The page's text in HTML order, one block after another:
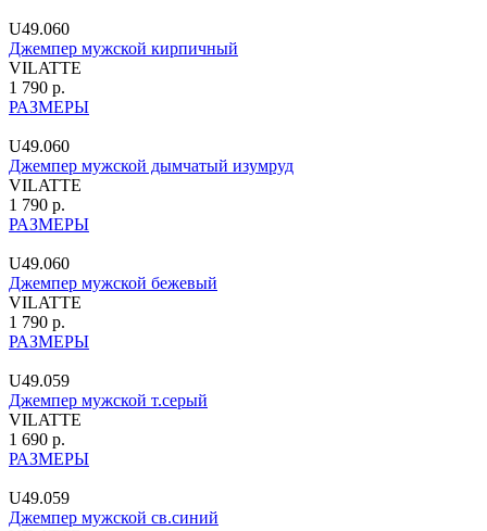
U49.060
Джемпер мужской кирпичный
VILATTE
1 790 р.
РАЗМЕРЫ
U49.060
Джемпер мужской дымчатый изумруд
VILATTE
1 790 р.
РАЗМЕРЫ
U49.060
Джемпер мужской бежевый
VILATTE
1 790 р.
РАЗМЕРЫ
U49.059
Джемпер мужской т.серый
VILATTE
1 690 р.
РАЗМЕРЫ
U49.059
Джемпер мужской св.синий